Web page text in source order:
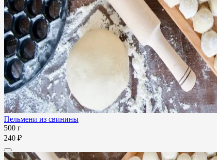
Пельмени из свинины
500 г
240 ₽